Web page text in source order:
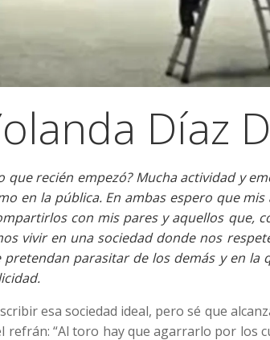
Díaz
que recién empezó? Mucha actividad y
en la pública. En ambas espero que
con mis pares y aquellos que,
vivir en una sociedad donde nos
pretendan parasitar de los demás y en
esa sociedad ideal, pero sé que
refrán: “Al toro hay que agarrarlo por los